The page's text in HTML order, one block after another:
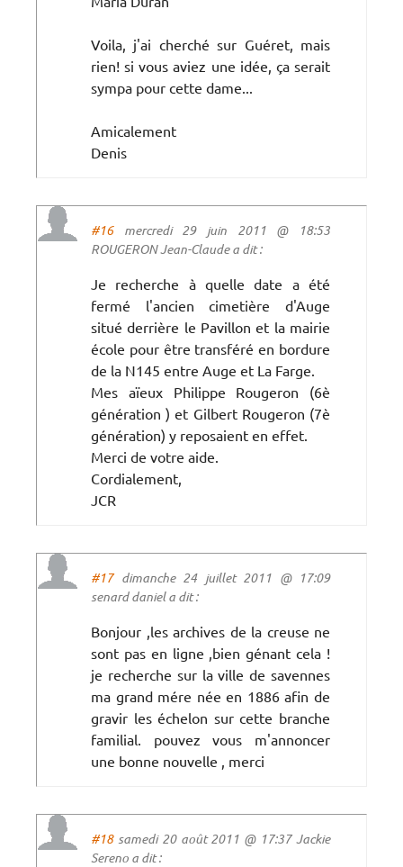
Voila, j'ai cherché sur Guéret, mais
rien! si vous aviez une idée, ça serait
sympa pour cette dame...
Amicalement
Denis
#16mercredi 29 juin 2011 @ 18:53
ROUGERON Jean-Claude a dit :
Je recherche à quelle date a été
fermé l'ancien cimetière d'Auge
situé derrière le Pavillon et la mairie
école pour être transféré en bordure
de la N145 entre Auge et La Farge.
Mes aïeux Philippe Rougeron (6è
génération ) et Gilbert Rougeron (7è
génération) y reposaient en effet.
Merci de votre aide.
Cordialement,
JCR
#17dimanche 24 juillet 2011 @ 17:09
senard daniel a dit :
Bonjour ,les archives de la creuse ne
sont pas en ligne ,bien génant cela !
je recherche sur la ville de savennes
ma grand mére née en 1886 afin de
gravir les échelon sur cette branche
familial. pouvez vous m'annoncer
une bonne nouvelle , merci
#18samedi 20 août 2011 @ 17:37 Jackie
Sereno a dit :